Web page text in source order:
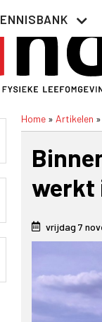
Home Artikelen
werkt
vrijdag 7